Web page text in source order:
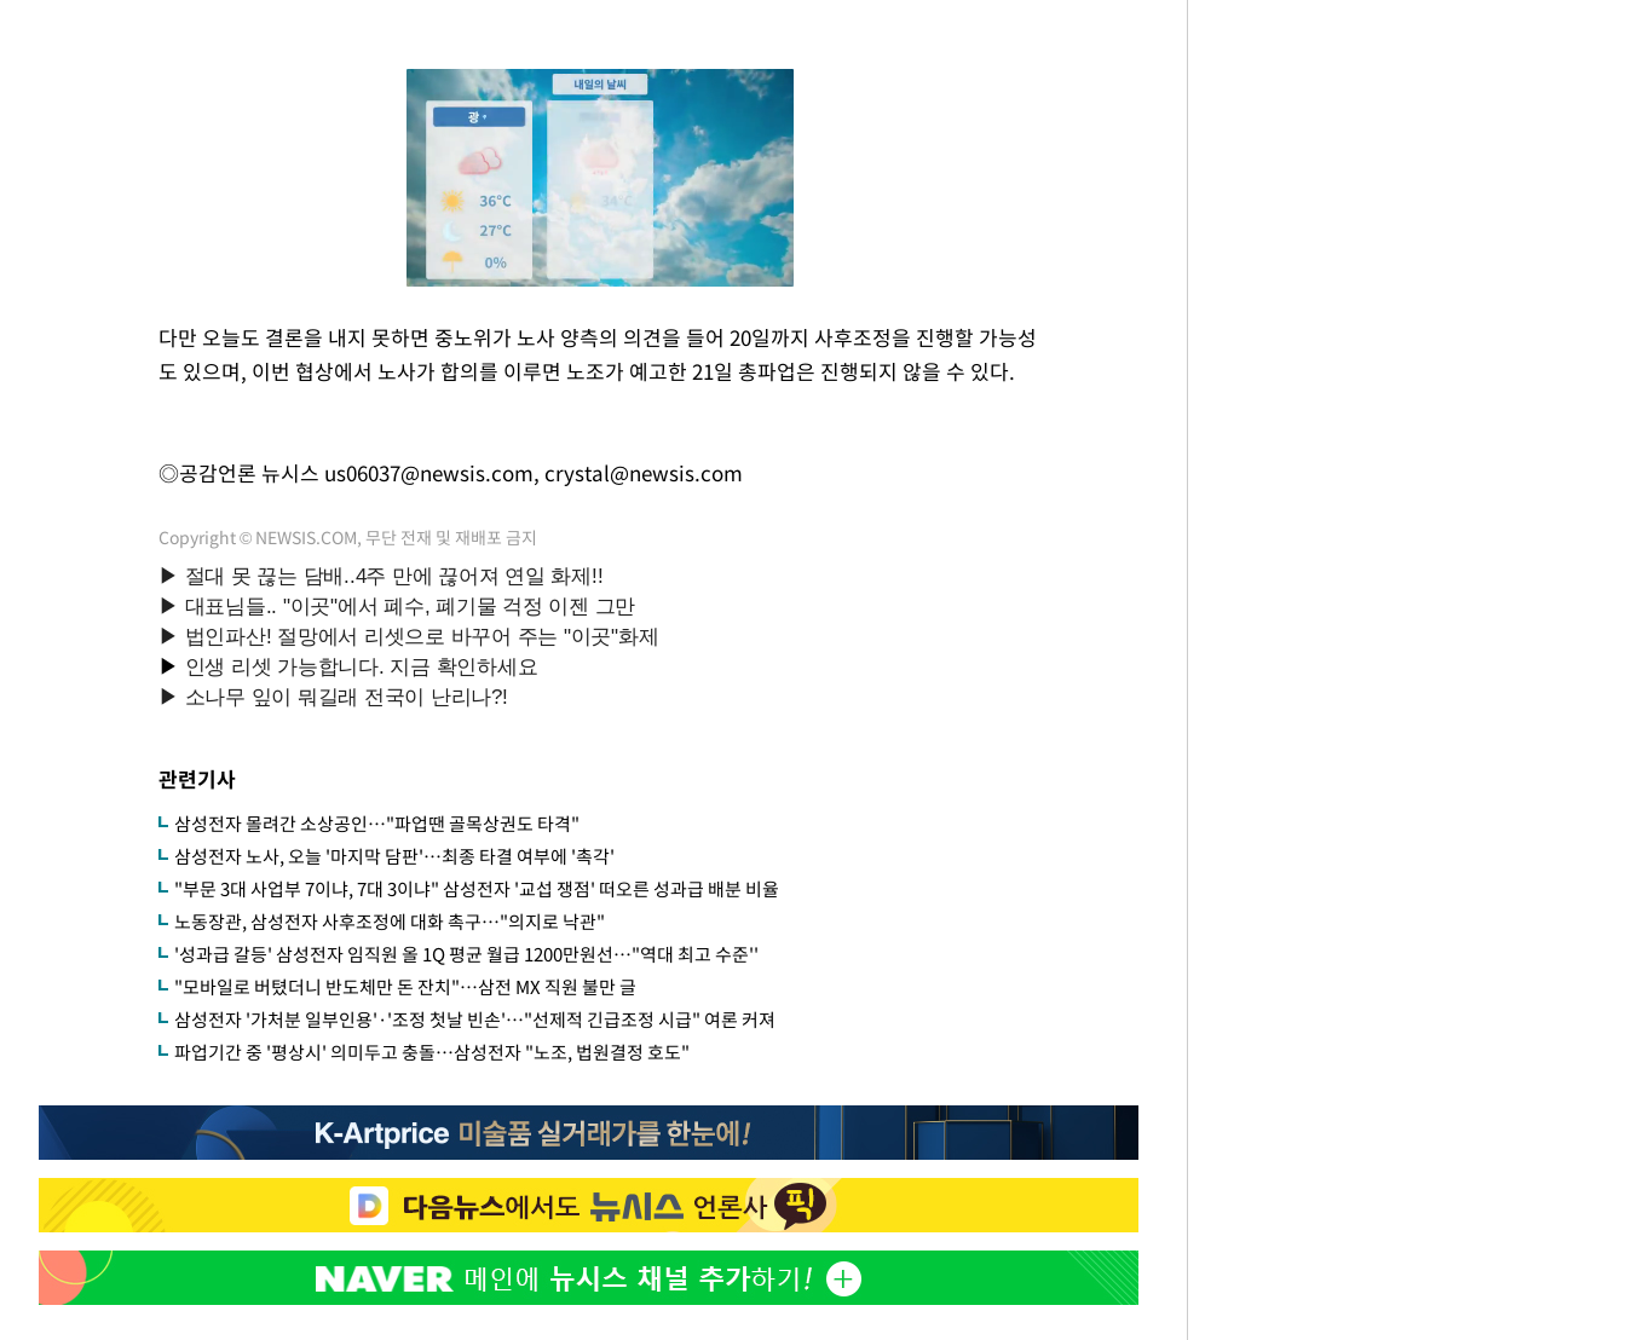
Mute
다만 오늘도 결론을 내지 못하면 중노위가 노사 양측의 의견을 들어 20일까지 사후조정을 진행할 가능성
도 있으며, 이번 협상에서 노사가 합의를 이루면 노조가 예고한 21일 총파업은 진행되지 않을 수 있다.
◎공감언론 뉴시스 us06037@newsis.com, crystal@newsis.com
Copyright © NEWSIS.COM, 무단 전재 및 재배포 금지
관련기사
삼성전자 몰려간 소상공인…"파업땐 골목상권도 타격"
삼성전자 노사, 오늘 '마지막 담판'…최종 타결 여부에 '촉각'
"부문 3대 사업부 7이냐, 7대 3이냐" 삼성전자 '교섭 쟁점' 떠오른 성과급 배분 비율
노동장관, 삼성전자 사후조정에 대화 촉구…"의지로 낙관"
'성과급 갈등' 삼성전자 임직원 올 1Q 평균 월급 1200만원선…"역대 최고 수준''
"모바일로 버텼더니 반도체만 돈 잔치"…삼전 MX 직원 불만 글
삼성전자 '가처분 일부인용'·'조정 첫날 빈손'…"선제적 긴급조정 시급" 여론 커져
파업기간 중 '평상시' 의미두고 충돌…삼성전자 "노조, 법원결정 호도"